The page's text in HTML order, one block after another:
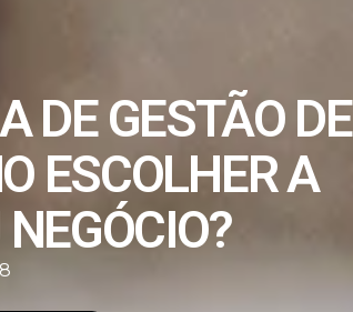
DE GESTÃO DE
ESCOLHER A